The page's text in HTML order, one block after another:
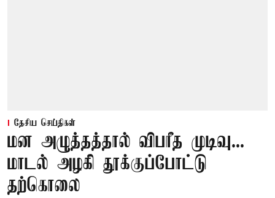
தேசிய செய்திகள்
மன அழுத்தத்தால் விபரீத முடிவு...
மாடல் அழகி தூக்குப்போட்டு
தற்கொலை